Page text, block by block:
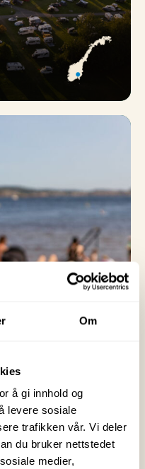
Om
å gi innhold og
levere sosiale
trafikken vår. Vi deler
du bruker nettstedet
medier,